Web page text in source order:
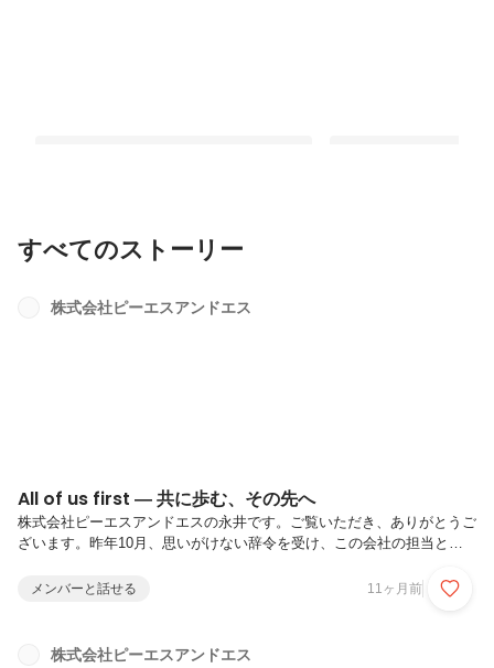
最新順で表示
すべてのストーリー
株式会社ピーエスアンドエス
All of us first ― 共に歩む、その先へ
株式会社ピーエスアンドエスの永井です。ご覧いただき、ありがとうご
ざいます。昨年10月、思いがけない辞令を受け、この会社の担当とな
からのスタート。残された資料も少なく、想像で補いながら手探りで始
それなりの社歴もあり、立場上どうしても「部下」や「後輩」として接
メンバーと話せる 11ヶ月前
株式会社ピーエスアンドエス